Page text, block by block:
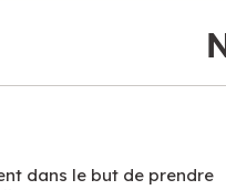
N
dans le but de prendre